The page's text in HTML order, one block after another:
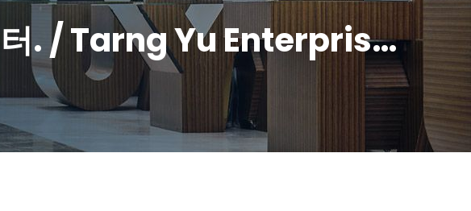
. / Tarng Yu Enterprise
하는 전문 제조업체입니